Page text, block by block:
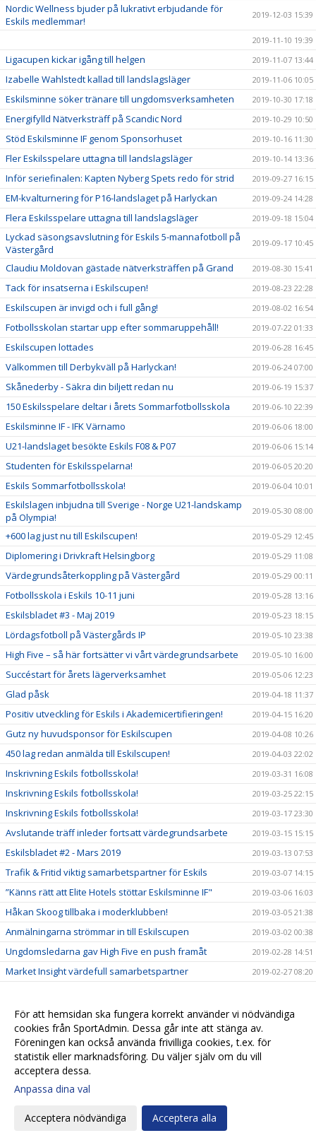
Nordic Wellness bjuder på lukrativt erbjudande för
Eskils medlemmar!
2019-12-03 15:39
2019-11-10 19:39
Ligacupen kickar igång till helgen 2019-11-07 13:44
Izabelle Wahlstedt kallad till landslagsläger 2019-11-06 10:05
Eskilsminne söker tränare till ungdomsverksamheten 2019-10-30 17:18
Energifylld Nätverksträff på Scandic Nord 2019-10-29 10:50
Stöd Eskilsminne IF genom Sponsorhuset 2019-10-16 11:30
Fler Eskilsspelare uttagna till landslagsläger 2019-10-14 13:36
Inför seriefinalen: Kapten Nyberg Spets redo för strid 2019-09-27 16:15
EM-kvalturnering för P16-landslaget på Harlyckan 2019-09-24 14:28
Flera Eskilsspelare uttagna till landslagsläger 2019-09-18 15:04
Lyckad säsongsavslutning för Eskils 5-mannafotboll på
Västergård
2019-09-17 10:45
Claudiu Moldovan gästade nätverksträffen på Grand 2019-08-30 15:41
Tack för insatserna i Eskilscupen! 2019-08-23 22:28
Eskilscupen är invigd och i full gång! 2019-08-02 16:54
Fotbollsskolan startar upp efter sommaruppehåll! 2019-07-22 01:33
Eskilscupen lottades 2019-06-28 16:45
Välkommen till Derbykväll på Harlyckan! 2019-06-24 07:00
Skånederby - Säkra din biljett redan nu 2019-06-19 15:37
150 Eskilsspelare deltar i årets Sommarfotbollsskola 2019-06-10 22:39
Eskilsminne IF - IFK Värnamo 2019-06-06 18:00
U21-landslaget besökte Eskils F08 & P07 2019-06-06 15:14
Studenten för Eskilsspelarna! 2019-06-05 20:20
Eskils Sommarfotbollsskola! 2019-06-04 10:01
Eskilslagen inbjudna till Sverige - Norge U21-landskamp
på Olympia!
2019-05-30 08:00
+600 lag just nu till Eskilscupen! 2019-05-29 12:45
Diplomering i Drivkraft Helsingborg 2019-05-29 11:08
Värdegrundsåterkoppling på Västergård 2019-05-29 00:11
Fotbollsskola i Eskils 10-11 juni 2019-05-28 13:16
Eskilsbladet #3 - Maj 2019 2019-05-23 18:15
Lördagsfotboll på Västergårds IP 2019-05-10 23:38
High Five – så här fortsätter vi vårt värdegrundsarbete 2019-05-10 16:00
Succéstart för årets lägerverksamhet 2019-05-06 12:23
Glad påsk 2019-04-18 11:37
Positiv utveckling för Eskils i Akademicertifieringen! 2019-04-15 16:20
Gutz ny huvudsponsor för Eskilscupen 2019-04-08 10:26
450 lag redan anmälda till Eskilscupen! 2019-04-03 22:02
Inskrivning Eskils fotbollsskola! 2019-03-31 16:08
Inskrivning Eskils fotbollsskola! 2019-03-25 22:15
Inskrivning Eskils fotbollsskola! 2019-03-17 23:30
Avslutande träff inleder fortsatt värdegrundsarbete 2019-03-15 15:15
Eskilsbladet #2 - Mars 2019 2019-03-13 07:53
Trafik & Fritid viktig samarbetspartner för Eskils 2019-03-07 14:15
”Känns rätt att Elite Hotels stöttar Eskilsminne IF" 2019-03-06 16:03
Håkan Skoog tillbaka i moderklubben! 2019-03-05 21:38
Anmälningarna strömmar in till Eskilscupen 2019-03-02 00:38
Ungdomsledarna gav High Five en push framåt 2019-02-28 14:51
Market Insight värdefull samarbetspartner 2019-02-27 08:20
Biljetter till Svenska Cupen! 2019-02-22 21:00
En ny styrelseledamot när Eskils höll årsmöte 2019-02-22 09:05
Kallelse till årsmöte 21/2 på Elite Hotel Mollberg 2019-02-13 17:01
Tisdag 12/2 är kansliet stängt!
Spelarträffar inom High Five ger en gemensam syn från
Biljetter till Svenska Cupen
För att hemsidan ska fungera korrekt använder vi nödvändiga
cookies från SportAdmin. Dessa går inte att stänga av.
Föreningen kan också använda frivilliga cookies, t.ex. för
statistik eller marknadsföring. Du väljer själv om du vill
acceptera dessa.
Anpassa dina val
Acceptera nödvändiga Acceptera alla